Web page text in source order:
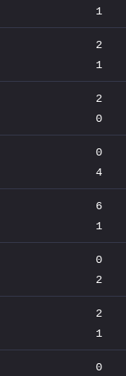
1
2
1
2
0
0
4
6
1
0
2
2
1
0